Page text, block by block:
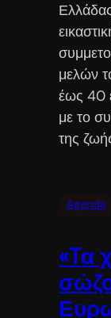
μελών
έως 40
με το
της
Agenda
«Tα